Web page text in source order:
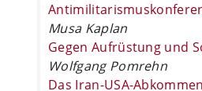
Musa Kaplan
Gegen Aufrüstung und
Wolfgang Pomrehn
Das Iran-USA-